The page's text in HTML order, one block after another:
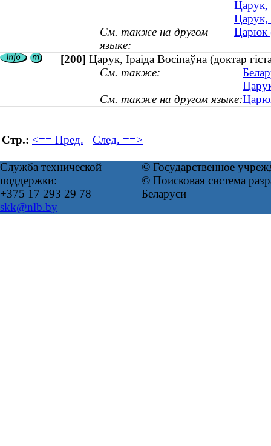
Царук,
Царук,
См. также на другом
языке:
Царюк
[200] Царук, Іраіда Восіпаўна (доктар
См. также:
См. также на другом языке:
Стр.: <== Пред. След. ==>
Служба технической
поддержки:
+375 17 293 29 78
skk@nlb.by
© Государственное
© Поисковая система
Беларуси